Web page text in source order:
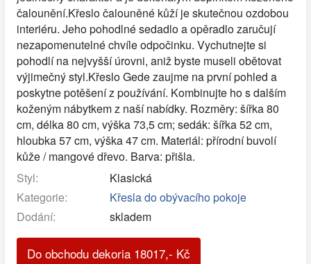
čalounění.Křeslo čalouněné kůží je skutečnou ozdobou
interiéru. Jeho pohodlné sedadlo a opěradlo zaručují
nezapomenutelné chvíle odpočinku. Vychutnejte si
pohodlí na nejvyšší úrovni, aniž byste museli obětovat
výjimečný styl.Křeslo Gede zaujme na první pohled a
poskytne potěšení z používání. Kombinujte ho s dalším
koženým nábytkem z naší nabídky. Rozměry: šířka 80
cm, délka 80 cm, výška 73,5 cm; sedák: šířka 52 cm,
hloubka 57 cm, výška 47 cm. Materiál: přírodní buvolí
kůže / mangové dřevo. Barva: přišla.
Styl:
Klasická
Kategorie:
Křesla do obývacího pokoje
Dodání:
skladem
Do obchodu dekoria 18017,- Kč